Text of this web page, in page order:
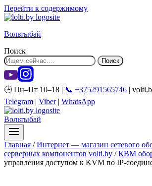
Перейти к содержимому
Вольтыбай
Поиск
Поиск
🕒 Пн–Пт 10–18 | 📞 +375291565746 |
Telegram | Viber| WhatsApp
Вольтыбай
Главная / Интернет — магазин сетевого
серверных компонентов volti.by / КВМ
управления доступом к KVM по IP-